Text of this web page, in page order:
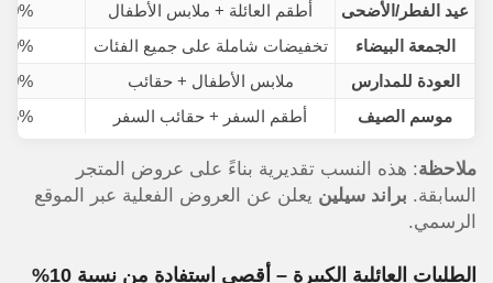
عيد الفطر/الأضحى
أطقم العائلة + ملابس الأطفال
الجمعة البيضاء
تخفيضات شاملة على جميع الفئات
العودة للمدارس
ملابس الأطفال + حقائب
موسم الصيف
أطقم السفر + حقائب السفر
ملاحظة: هذه النسب تقديرية بناءً على عروض المتجر
السابقة. براند سيلين يعلن عن العروض الفعلية عبر الموقع
الرسمي.
الطلبات العائلية الكبيرة – أقصى استفادة من نسبة 10%